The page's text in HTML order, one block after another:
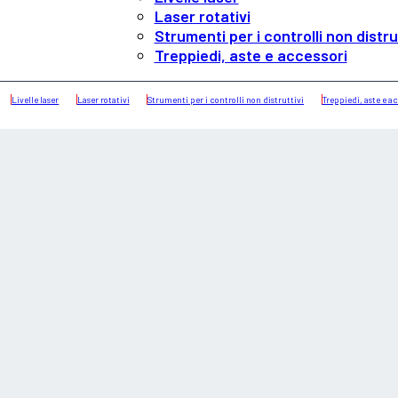
Laser rotativi
Strumenti per i controlli non
Treppiedi, aste e accessori
Livelle laser Laser rotativi Strumenti per i controlli non distruttivi Treppiedi, aste e